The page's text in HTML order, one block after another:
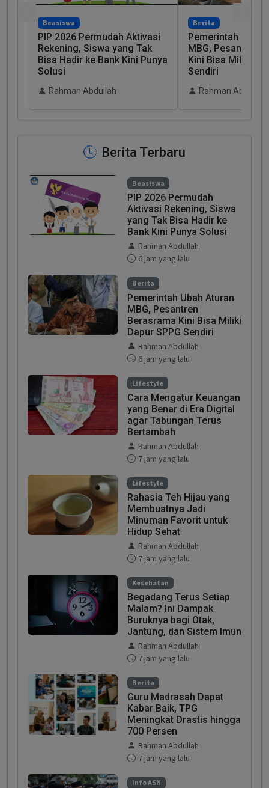
Beasiswa
PIP 2026 Permudah Aktivasi
Rekening, Siswa yang Tak
Bisa Hadir ke Bank Kini Punya
Solusi
Rahman Abdullah
Berita
Pemerintah Ubah
MBG, Pesantren
Kini Bisa Miliki
Sendiri
Rahman Abdullah
Berita Terbaru
Beasiswa
PIP 2026 Permudah
Aktivasi Rekening, Siswa
yang Tak Bisa Hadir ke
Bank Kini Punya Solusi
Rahman Abdullah
6 jam yang lalu
Berita
Pemerintah Ubah Aturan
MBG, Pesantren
Berasrama Kini Bisa Miliki
Dapur SPPG Sendiri
Rahman Abdullah
6 jam yang lalu
Lifestyle
Cara Mengatur Keuangan
yang Benar di Era Digital
agar Tabungan Terus
Bertambah
Rahman Abdullah
7 jam yang lalu
Lifestyle
Rahasia Teh Hijau yang
Membuatnya Jadi
Minuman Favorit untuk
Hidup Sehat
Rahman Abdullah
7 jam yang lalu
Kesehatan
Begadang Terus Setiap
Malam? Ini Dampak
Buruknya bagi Otak,
Jantung, dan Sistem Imun
Rahman Abdullah
7 jam yang lalu
Berita
Guru Madrasah Dapat
Kabar Baik, TPG
Meningkat Drastis hingga
700 Persen
Rahman Abdullah
7 jam yang lalu
Info ASN